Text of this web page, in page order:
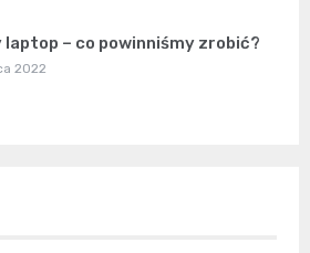
laptop – co powinniśmy zrobić?
2022